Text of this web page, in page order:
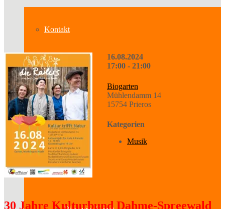
Kontakt
Über uns
Geschichte
Sparten
16.08.2024
17:00 - 21:00
Biogarten
Mühlendamm 14
15754 Prieros
Kategorien
Musik
30 Jahre Kulturbund Dahme-Spreewald